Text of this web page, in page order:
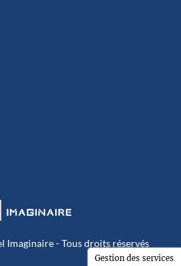
Imaginaire - Tous droits réservés
Gestion des services